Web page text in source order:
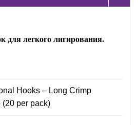
для легкого лигирования.
Hooks – Long Crimp
(20 per pack)